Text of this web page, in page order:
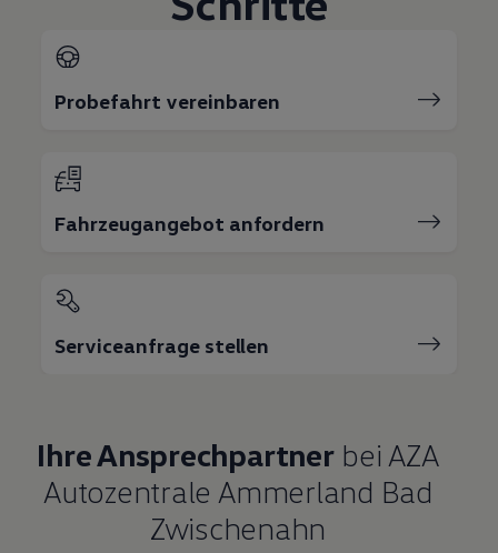
Probefahrt vereinbaren
Fahrzeugangebot anfordern
Serviceanfrage stellen
Ihre Ansprechpartnerbei AZA
Autozentrale Ammerland Bad
Zwischenahn